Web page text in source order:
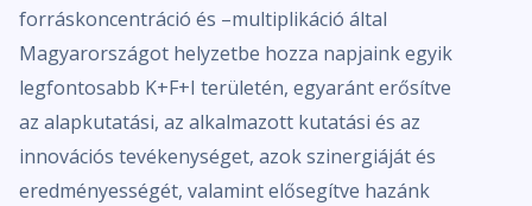
forráskoncentráció és –multiplikáció által
Magyarországot helyzetbe hozza napjaink egyik
legfontosabb K+F+I területén, egyaránt erősítve
az alapkutatási, az alkalmazott kutatási és az
innovációs tevékenységet, azok szinergiáját és
eredményességét, valamint elősegítve hazánk